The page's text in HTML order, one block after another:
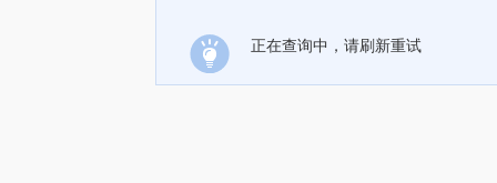
正在查询中，请刷新重试